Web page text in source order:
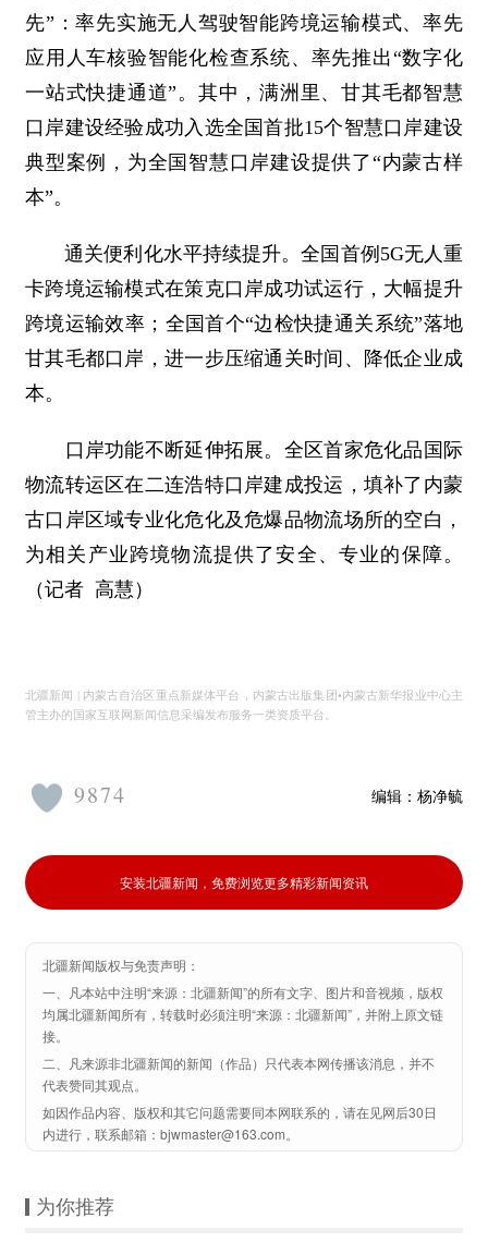
先”：率先实施无人驾驶智能跨境运输模式、率先
应用人车核验智能化检查系统、率先推出“数字化
一站式快捷通道”。其中，满洲里、甘其毛都智慧
口岸建设经验成功入选全国首批15个智慧口岸建设
典型案例，为全国智慧口岸建设提供了“内蒙古样
本”。
通关便利化水平持续提升。全国首例5G无人重
卡跨境运输模式在策克口岸成功试运行，大幅提升
跨境运输效率；全国首个“边检快捷通关系统”落地
甘其毛都口岸，进一步压缩通关时间、降低企业成
本。
口岸功能不断延伸拓展。全区首家危化品国际
物流转运区在二连浩特口岸建成投运，填补了内蒙
古口岸区域专业化危化及危爆品物流场所的空白，
为相关产业跨境物流提供了安全、专业的保障。
（记者 高慧）
北疆新闻 | 内蒙古自治区重点新媒体平台，内蒙古出版集团•内蒙古新华报业中心主
管主办的国家互联网新闻信息采编发布服务一类资质平台。
编辑： 杨净毓
9874
安装北疆新闻，免费浏览更多精彩新闻资讯
北疆新闻版权与免责声明：
一、凡本站中注明“来源：北疆新闻”的所有文字、图片和音视频，版权
均属北疆新闻所有，转载时必须注明“来源：北疆新闻”，并附上原文链
接。
二、凡来源非北疆新闻的新闻（作品）只代表本网传播该消息，并不
代表赞同其观点。
如因作品内容、版权和其它问题需要同本网联系的，请在见网后30日
内进行，联系邮箱：bjwmaster@163.com。
为你推荐